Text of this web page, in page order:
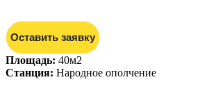
Оставить заявку
Площадь: 40м2
Станция: Народное ополчение